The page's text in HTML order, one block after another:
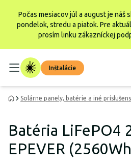
Počas mesiacov júl a august je náš
pondelok, stredu a piatok. Pre
prosím linku zákazníckej
Inštalácie
Solárne panely, batérie a iné
Batéria LiFePO4
EPEVER